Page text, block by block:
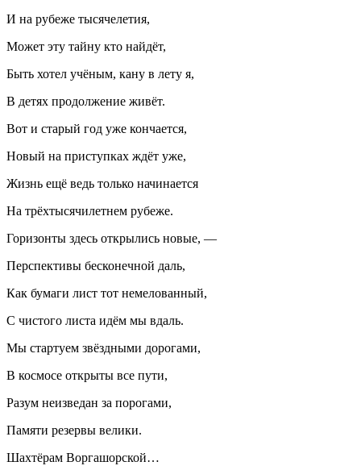
И на рубеже тысячелетия,
Может эту тайну кто найдёт,
Быть хотел учёным, кану в лету я,
В детях продолжение живёт.
Вот и старый год уже кончается,
Новый на приступках ждёт уже,
Жизнь ещё ведь только начинается
На трёхтысячилетнем рубеже.
Горизонты здесь открылись новые, —
Перспективы бесконечной даль,
Как бумаги лист тот немелованный,
С чистого листа идём мы вдаль.
Мы стартуем звёздными дорогами,
В космосе открыты все пути,
Разум неизведан за порогами,
Памяти резервы велики.
Шахтёрам Воргашорской…